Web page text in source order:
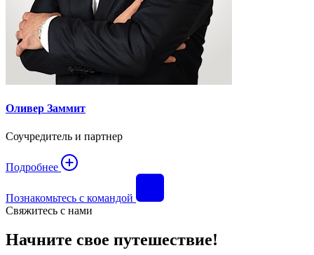
Оливер Заммит
Соучредитель и партнер
Подробнее
Познакомьтесь с командой
Свяжитесь с нами
Начните свое путешествие!